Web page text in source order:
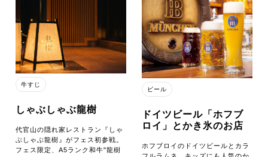
牛すじ
しゃぶしゃぶ龍樹
代官山の隠れ家レストラン『しゃ
ぶしゃぶ龍樹』がフェス初参戦。
フェス限定、A5ランク和牛"龍樹
ビール
ドイツビール「ホフブ
ロイ」とかき氷のお店
ホフブロイのドイツビールとカラ
フルラムネ、キッズにも人気のか